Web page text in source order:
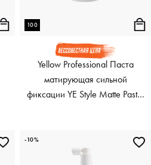
100
Yellow Professional Паста
матирующая сильной
фиксации YE Style Matte Paste,
-10%